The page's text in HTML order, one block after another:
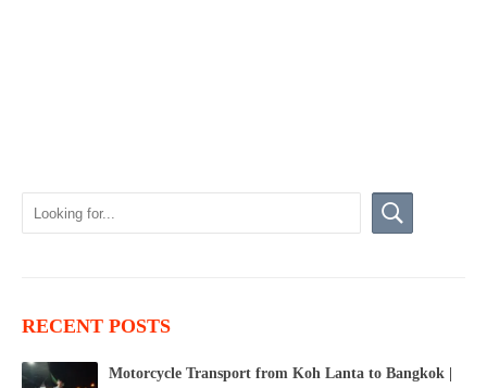
RECENT POSTS
Motorcycle Transport from Koh Lanta to Bangkok |